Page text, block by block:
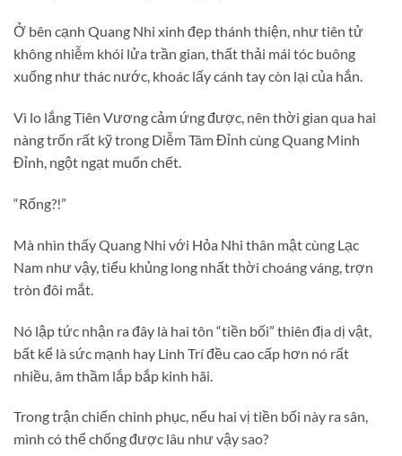
Ở bên cạnh Quang Nhi xinh đẹp thánh thiện, như tiên tử
không nhiễm khói lửa trần gian, thất thải mái tóc buông
xuống như thác nước, khoác lấy cánh tay còn lại của hắn.
Vì lo lắng Tiên Vương cảm ứng được, nên thời gian qua hai
nàng trốn rất kỹ trong Diễm Tâm Đỉnh cùng Quang Minh
Đỉnh, ngột ngạt muốn chết.
“Rống?!”
Mà nhìn thấy Quang Nhi với Hỏa Nhi thân mật cùng Lạc
Nam như vậy, tiểu khủng long nhất thời choáng váng, trợn
tròn đôi mắt.
Nó lập tức nhận ra đây là hai tôn “tiền bối” thiên địa dị vật,
bất kể là sức mạnh hay Linh Trí đều cao cấp hơn nó rất
nhiều, âm thầm lắp bắp kinh hãi.
Trong trận chiến chinh phục, nếu hai vị tiền bối này ra sân,
mình có thể chống được lâu như vậy sao?